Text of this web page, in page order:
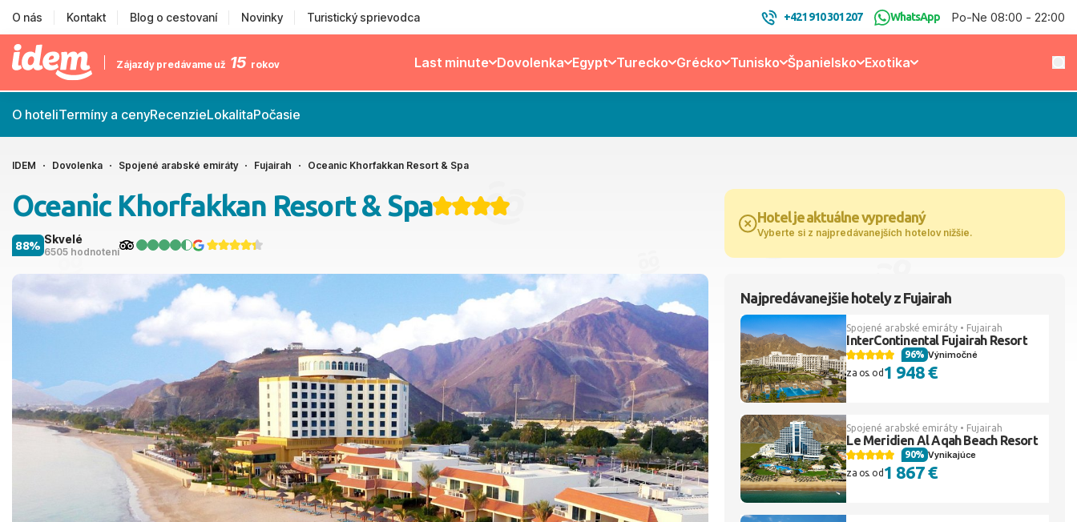
O nás Kontakt Blog o cestovaní Novinky Turistický sprievodca +421 910 301 207 WhatsApp Po-Ne 08:00 - 22:00
Zájazdy predávame už 15 rokov Last minute Dovolenka Egypt Turecko Grécko Tunisko Španielsko Exotika
O hoteliTermíny a cenyRecenzieLokalitaPočasie
IDEM Dovolenka Spojené arabské emiráty Fujairah Oceanic Khorfakkan Resort & Spa
Oceanic Khorfakkan Resort & Spa
Skvelé
6505 hodnotení
88%
Hotel je aktuálne vypredaný
Vyberte si z najpredávanejších hotelov nižšie.
Najpredávanejšie hotely z Fujairah
Spojené arabské emiráty • Fujairah
InterContinental Fujairah Resort
Výnimočné
96%
za os. od1 948 €
Spojené arabské emiráty • Fujairah
Le Meridien Al Aqah Beach Resort
Vynikajúce
90%
za os. od1 867 €